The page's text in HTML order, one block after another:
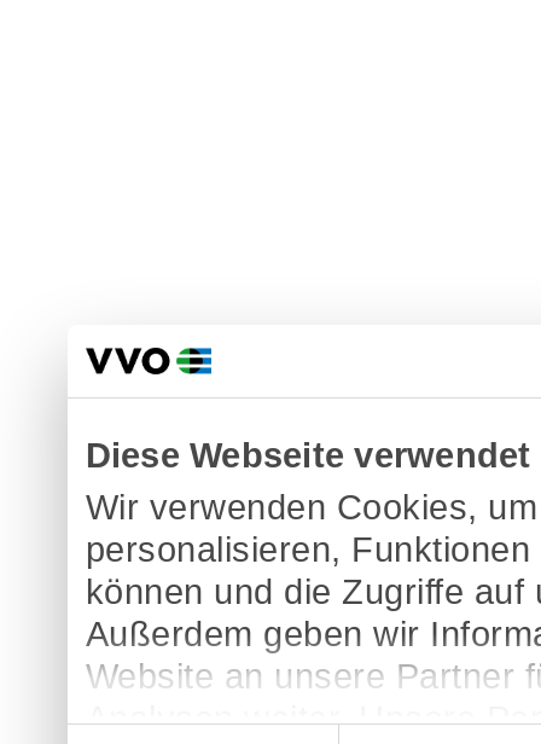
Diese Webseite
Wir verwenden Cookies,
personalisieren,
können und die Zugriffe
Außerdem geben wir
Website an unsere Partner
Analysen weiter. Unsere